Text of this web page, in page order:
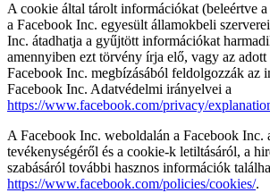
A cookie által tárolt információkat (beleértve
a Facebook Inc. egyesült államokbeli
Inc. átadhatja a gyűjtött információkat
amennyiben ezt törvény írja elő, vagy az
Facebook Inc. megbízásából feldolgozzák az
Facebook Inc. Adatvédelmi irányelvei a
https://www.facebook.com/privacy/
A Facebook Inc. weboldalán a Facebook Inc.
tevékenységéről és a cookie-k letiltásáról, a
szabásáról további hasznos információk
https://www.facebook.com/policies/cookies/.